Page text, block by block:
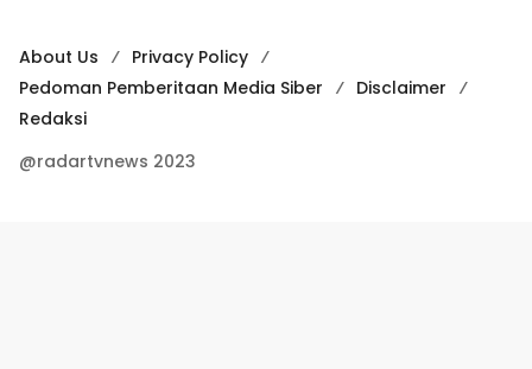
About Us
Privacy Policy
Pedoman Pemberitaan Media Siber
Disclaimer
Redaksi
@radartvnews 2023